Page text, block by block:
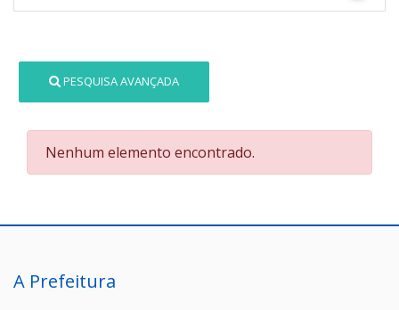
PESQUISA AVANÇADA
Nenhum elemento encontrado.
A Prefeitura